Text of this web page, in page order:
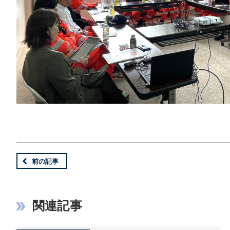
前の記事
関連記事